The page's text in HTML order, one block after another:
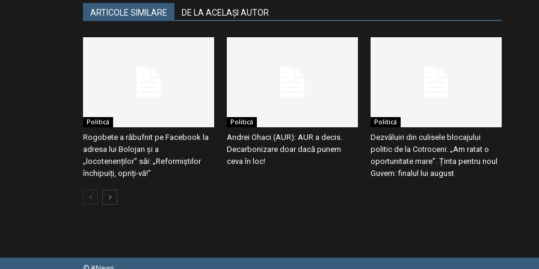
ARTICOLE SIMILARE DE LA ACELAȘI AUTOR
Politică
Rogobete a răbufnit pe Facebook la
adresa lui Bolojan și a
„locotenenților” săi: „Reformiștilor
închipuiți, opriți-vă!”
Politică
Andrei Ohaci (AUR): AUR a decis.
Decarbonizare doar dacă punem
ceva în loc!
Politică
Dezvăluiri din culisele blocajului
politic de la Cotroceni: „Am ratat o
oportunitate mare”. Ținta pentru noul
Guvern: finalul lui august